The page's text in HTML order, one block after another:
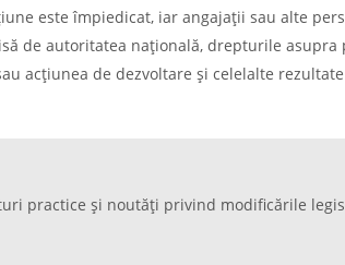
este împiedicat, iar angajaţii sau alte
de autoritatea naţională, drepturile
acţiunea de dezvoltare şi celelalte
practice și noutăți privind modificările